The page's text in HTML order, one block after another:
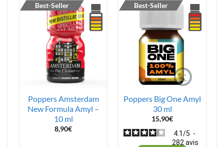
Best-Seller
Poppers Amsterdam
New Formula Amyl –
10 ml
8,90€
Best-Seller
Poppers Big One Amyl
30 ml
15,90€
4.1/5 -
282 avis